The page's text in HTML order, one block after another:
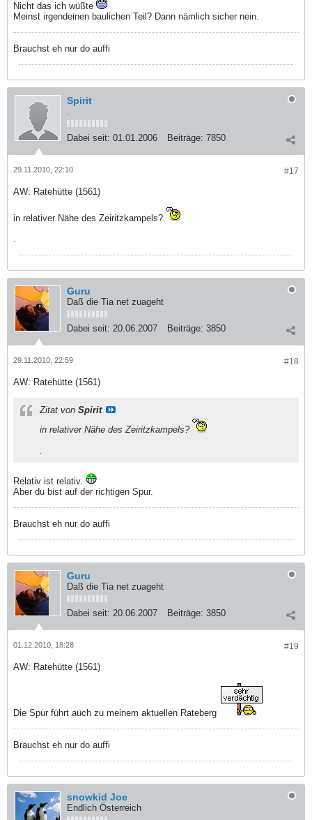
Nicht das ich wüßte
Meinst irgendeinen baulichen Teil? Dann nämlich sicher nein.
Brauchst eh nur do auffi
Spirit
.
Dabei seit: 01.01.2006 Beiträge: 7850
#17
29.11.2010, 22:10
AW: Ratehütte (1561)
in relativer Nähe des Zeiritzkampels?
.
Guru
Daß die Tia net zuageht
Dabei seit: 20.06.2007 Beiträge: 3850
#18
29.11.2010, 22:59
AW: Ratehütte (1561)
Zitat von Spirit
in relativer Nähe des Zeiritzkampels?
.
Relativ ist relativ.
Aber du bist auf der richtigen Spur.
Brauchst eh nur do auffi
Guru
Daß die Tia net zuageht
Dabei seit: 20.06.2007 Beiträge: 3850
#19
01.12.2010, 18:28
AW: Ratehütte (1561)
Die Spur führt auch zu meinem aktuellen Rateberg
Brauchst eh nur do auffi
snowkid Joe
Endlich Österreich